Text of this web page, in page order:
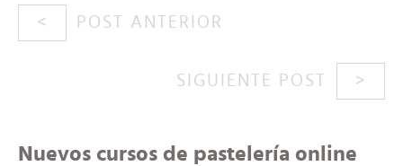
POST ANTERIOR
SIGUIENTE POST
Nuevos cursos de pastelería online